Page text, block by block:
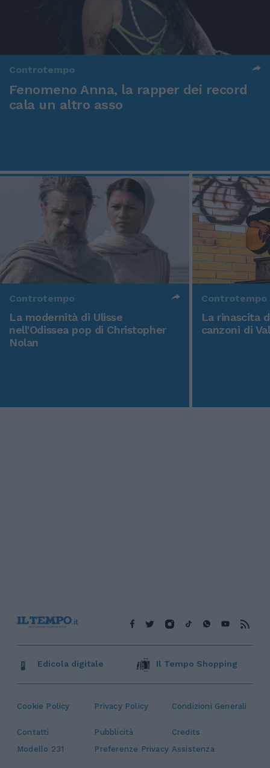
Controtempo
Fenomeno Anna, la rapper dei record
cala un altro asso
Controtempo
La modernità di Ulisse
nell'Odissea pop di Christopher
Nolan
Controtempo
La rinascita
canzoni di
Cookie Policy Privacy Policy Condizioni Generali
Contatti Pubblicità
Credits
Modello 231
Preferenze Privacy Assistenza
Edicola digitale Il Tempo Shopping